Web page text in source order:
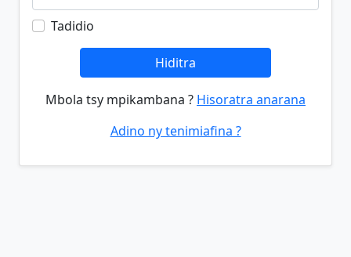
Tadidio
Hiditra
Mbola tsy mpikambana ? Hisoratra anarana
Adino ny tenimiafina ?